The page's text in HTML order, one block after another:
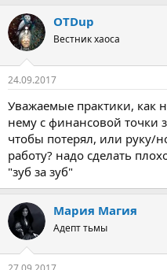
р
т
е
м
ы
н
а
а
а
OTDup
Вестник хаоса
24.09.2017
Уважаемые практики, как
нему с финансовой точки
чтобы потерял, или руку/
работу? надо сделать
"зуб за зуб"
Мария Магия
Адепт тьмы